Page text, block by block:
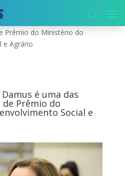
de Juliana Damus é uma
Prêmio do Ministério do
e Agrário
é uma das
Prêmio do
Social e